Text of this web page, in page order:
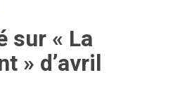
sur « La
» d’avril